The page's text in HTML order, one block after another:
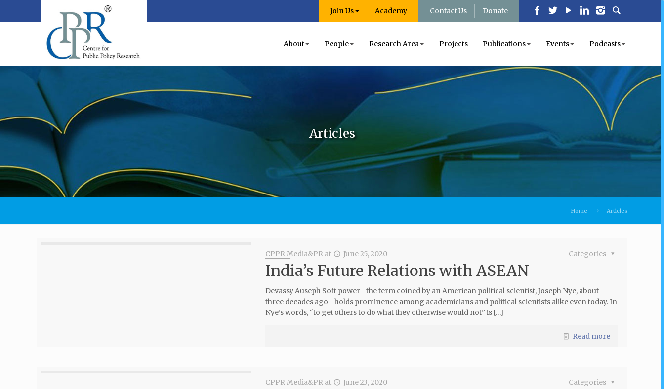
Join Us Academy Contact Us Donate
About People Research Area Projects Publications Events Podcasts
Articles
Home Articles
CPPR Media&PR at June 25, 2020 Categories
India’s Future Relations with ASEAN
Devassy Auseph Soft power—the term coined by an American political scientist, Joseph Nye, about
three decades ago—holds prominence among academicians and political scientists alike even today. In
Nye’s words, “to get others to do what they otherwise would not” is […]
Read more
CPPR Media&PR at June 23, 2020 Categories